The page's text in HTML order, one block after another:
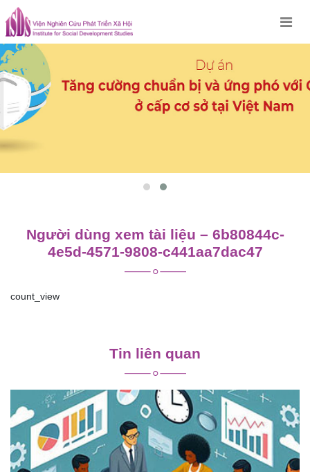
Skip
to
content
Người dùng xem tài liệu – 6b80844c-
4e5d-4571-9808-c441aa7dac47
count_view
viết
Tin liên quan